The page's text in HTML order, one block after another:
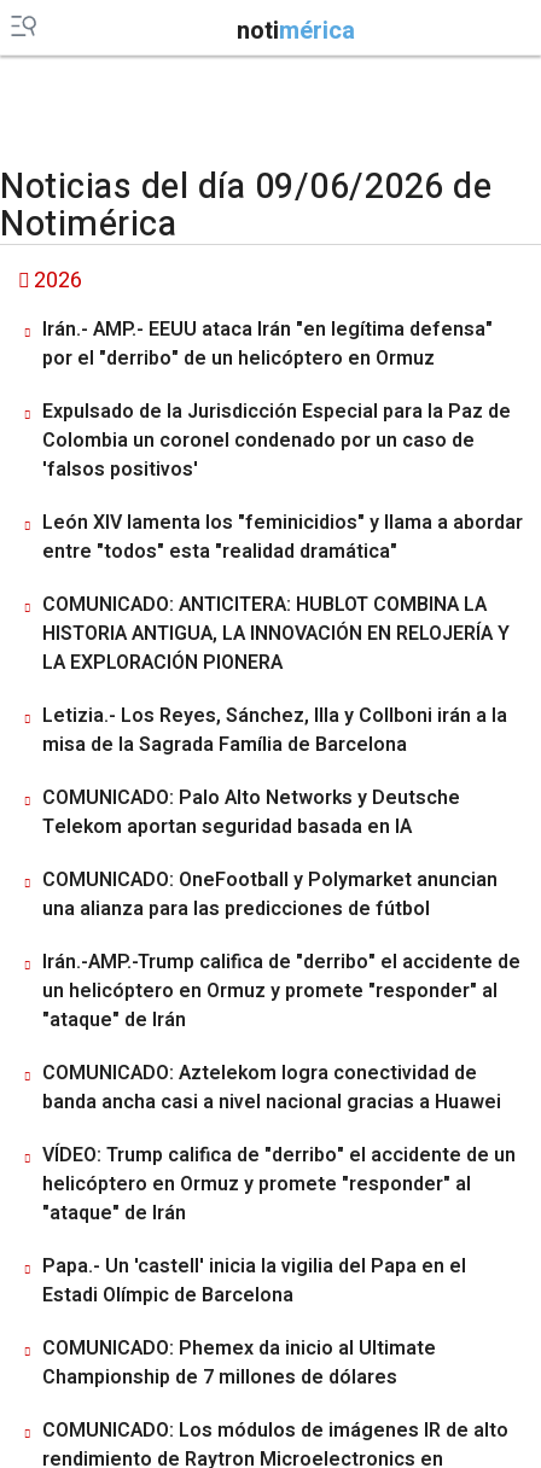
notimérica
Noticias del día 09/06/2026 de
Notimérica
2026
Irán.- AMP.- EEUU ataca Irán "en legítima defensa"
por el "derribo" de un helicóptero en Ormuz
Expulsado de la Jurisdicción Especial para la Paz de
Colombia un coronel condenado por un caso de
'falsos positivos'
León XIV lamenta los "feminicidios" y llama a abordar
entre "todos" esta "realidad dramática"
COMUNICADO: ANTICITERA: HUBLOT COMBINA LA
HISTORIA ANTIGUA, LA INNOVACIÓN EN RELOJERÍA Y
LA EXPLORACIÓN PIONERA
Letizia.- Los Reyes, Sánchez, Illa y Collboni irán a la
misa de la Sagrada Família de Barcelona
COMUNICADO: Palo Alto Networks y Deutsche
Telekom aportan seguridad basada en IA
COMUNICADO: OneFootball y Polymarket anuncian
una alianza para las predicciones de fútbol
Irán.-AMP.-Trump califica de "derribo" el accidente de
un helicóptero en Ormuz y promete "responder" al
"ataque" de Irán
COMUNICADO: Aztelekom logra conectividad de
banda ancha casi a nivel nacional gracias a Huawei
VÍDEO: Trump califica de "derribo" el accidente de un
helicóptero en Ormuz y promete "responder" al
"ataque" de Irán
Papa.- Un 'castell' inicia la vigilia del Papa en el
Estadi Olímpic de Barcelona
COMUNICADO: Phemex da inicio al Ultimate
Championship de 7 millones de dólares
COMUNICADO: Los módulos de imágenes IR de alto
rendimiento de Raytron Microelectronics en